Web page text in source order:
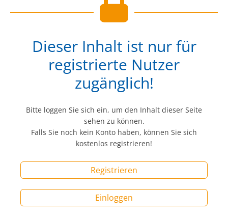
Dieser Inhalt ist nur für
registrierte Nutzer
zugänglich!
Bitte loggen Sie sich ein, um den Inhalt dieser Seite
sehen zu können.
Falls Sie noch kein Konto haben, können Sie sich
kostenlos registrieren!
Registrieren
Einloggen